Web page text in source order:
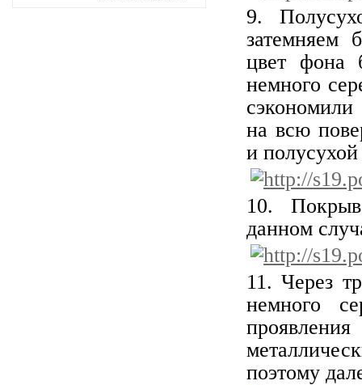
9.
затемняем
цвет фона
немного
на всю
и
10.
данном
11. Через
немного
поэтому